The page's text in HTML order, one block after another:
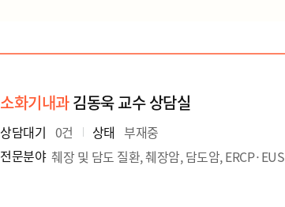
소화기내과김동욱 교수 상담실
상담대기 0건 상태 부재중
전문분야 췌장 및 담도 질환, 췌장암, 담도암, ERCP·EUS